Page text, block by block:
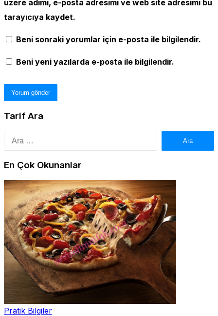
üzere adımı, e-posta adresimi ve web site adresimi bu
tarayıcıya kaydet.
Beni sonraki yorumlar için e-posta ile bilgilendir.
Beni yeni yazılarda e-posta ile bilgilendir.
Tarif Ara
Arama:
En Çok Okunanlar
Pratik Bilgiler